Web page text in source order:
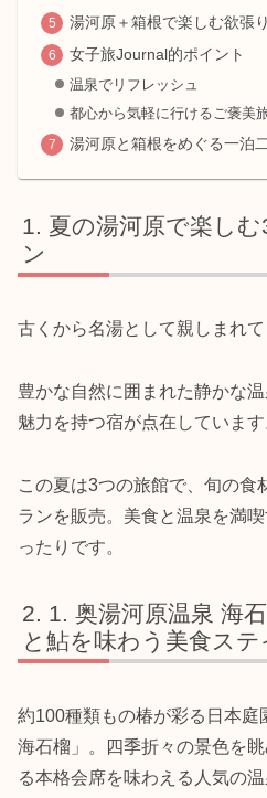
湯河原＋箱根で楽しむ欲張
女子旅Journal的ポイント
温泉でリフレッシュ
都心から気軽に行けるご褒美
湯河原と箱根をめぐる一泊
夏の湯河原で楽し
ン
古くから名湯として親しまれて
豊かな自然に囲まれた静かな
魅力を持つ宿が点在しています
この夏は3つの旅館で、旬の食
ランを販売。美食と温泉を満
ったりです。
1. 奥湯河原温泉 海
と鮎を味わう美食ステ
約100種類もの椿が彩る日本庭
海石榴」。四季折々の景色を
る本格会席を味わえる人気の温